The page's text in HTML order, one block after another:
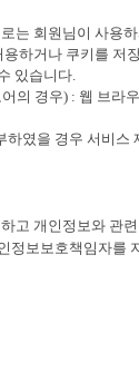
는 회원님이 사용
하거나 쿠키를 저
있습니다.
의 경우) : 웹 브라
하였을 경우 서비스
고 개인정보와 관
정보보호책임자를